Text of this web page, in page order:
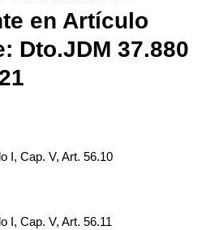
en Artículo
Dto.JDM 37.880
I, Cap. V, Art. 56.10
I, Cap. V, Art. 56.11